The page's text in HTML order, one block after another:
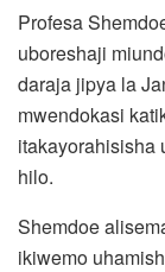
Profesa
uboreshaji
daraja jipya la
mwendokasi
itakayorahisisha
hilo.
Shemdoe
ikiwemo